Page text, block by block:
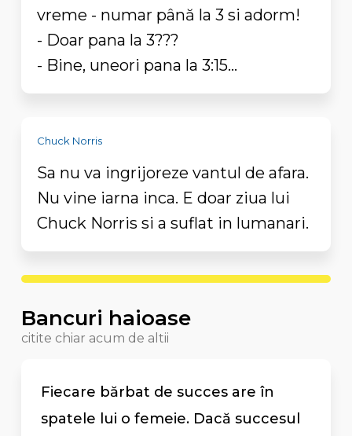
vreme - numar până la 3 si adorm!
- Doar pana la 3???
- Bine, uneori pana la 3:15...
Chuck Norris
Sa nu va ingrijoreze vantul de afara.
Nu vine iarna inca. E doar ziua lui
Chuck Norris si a suflat in lumanari.
Bancuri haioase
citite chiar acum de altii
Fiecare bărbat de succes are în
spatele lui o femeie. Dacă succesul